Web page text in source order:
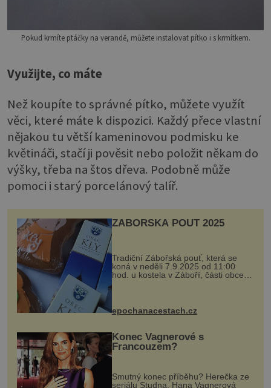
Pokud krmíte ptáčky na verandě, můžete instalovat pítko i s krmítkem.
Využijte, co máte
Než koupíte to správné pítko, můžete využít
věci, které máte k dispozici. Každý přece vlastní
nějakou tu větší kameninovou podmisku ke
květináči, stačí ji pověsit nebo položit někam do
výšky, třeba na štos dřeva. Podobně může
pomoci i starý porcelánový talíř.
ZÁBOŘSKÁ POUŤ 2025
Tradiční Zábořská pouť, která se
koná v neděli 7.9.2025 od 11:00
hod. u kostela v Záboří, části obce
Kly u Mělníka. V programu naleznete
komentovanou prohlídku kostela,
epochanacestach.cz
Konec Vagnerové s
Francouzem?
Smutný konec příběhu? Herečka ze
seriálu Studna, Hana Vagnerová